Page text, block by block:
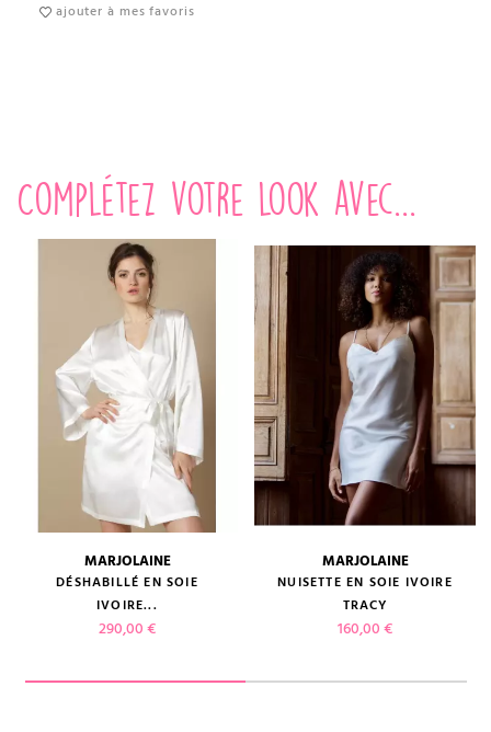
ajouter à mes favoris
Complétez votre look avec...
MARJOLAINE
DÉSHABILLÉ EN SOIE
IVOIRE...
Prix
290,00 €
MARJOLAINE
NUISETTE EN SOIE IVOIRE
TRACY
Prix
160,00 €